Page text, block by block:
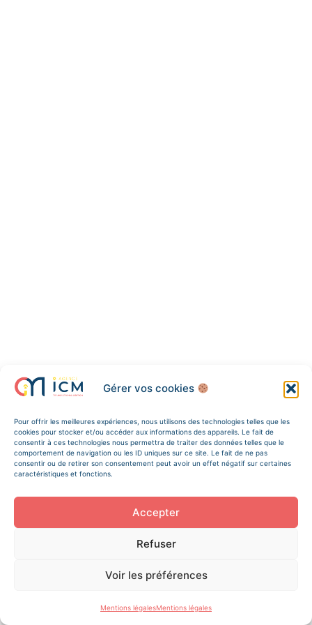
Gérer vos cookies
Pour offrir les meilleures expériences, nous utilisons des technologies telles que les
cookies pour stocker et/ou accéder aux informations des appareils. Le fait de
consentir à ces technologies nous permettra de traiter des données telles que le
comportement de navigation ou les ID uniques sur ce site. Le fait de ne pas
consentir ou de retirer son consentement peut avoir un effet négatif sur certaines
caractéristiques et fonctions.
Accepter
Refuser
Voir les préférences
Mentions légalesMentions légales